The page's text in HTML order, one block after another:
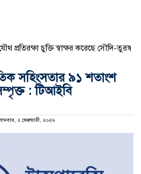
চুক্তি স্বাক্ষর করেছে সৌদি-তুরস্ক-
সহিংসতার ৯১ শতাংশ
: টিআইবি
২ ফেব্রুয়ারী, ২০২৬